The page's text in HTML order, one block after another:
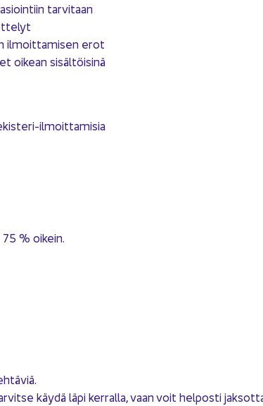
tar­vi­taan
il­moit­ta­mi­sen erot
oi­kean si­säl­töi­si­nä
​ilmoittamisia
% oi­kein.
käydä läpi ker­ral­la, vaan voit hel­pos­ti